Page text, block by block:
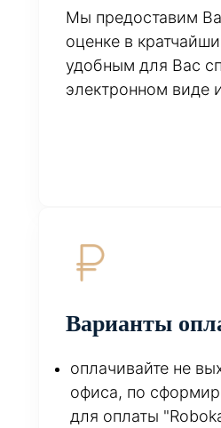
Мы предоставим
оценке в
удобным для Вас
электронном виде
Варианты
оплачивайте не
офиса, по
для оплаты